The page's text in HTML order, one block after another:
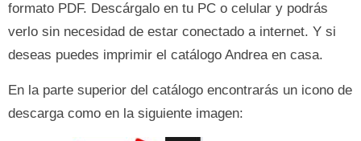
formato PDF. Descárgalo en tu PC o celular y podrás
verlo sin necesidad de estar conectado a internet. Y si
deseas puedes imprimir el catálogo Andrea en casa.
En la parte superior del catálogo encontrarás un icono de
descarga como en la siguiente imagen: